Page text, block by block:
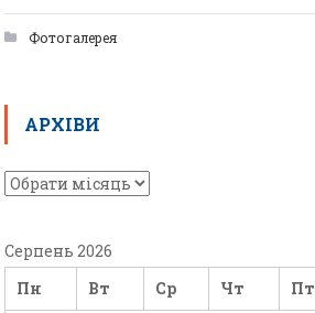
Фотогалерея
АРХІВИ
Серпень 2026
Пн
Вт Ср Чт Пт